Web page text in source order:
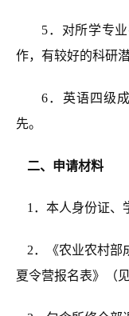
5．对所学专
作，有较好的科研潜
6．英语四级
先。
二、申请材料
1．本人身份证、
2．《农业农村部
夏令营报名表》（